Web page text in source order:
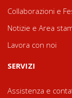
Collaborazioni e
Notizie e Area
Lavora con noi
SERVIZI
Assistenza e